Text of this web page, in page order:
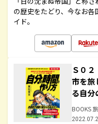
の歴史をたどり、今なお
イド。
Ｓ０
市を旅
る自分
BOOKS